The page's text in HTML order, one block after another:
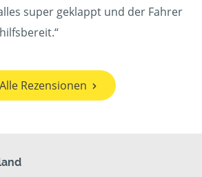
super geklappt und der Fahrer
Alle Rezensionen